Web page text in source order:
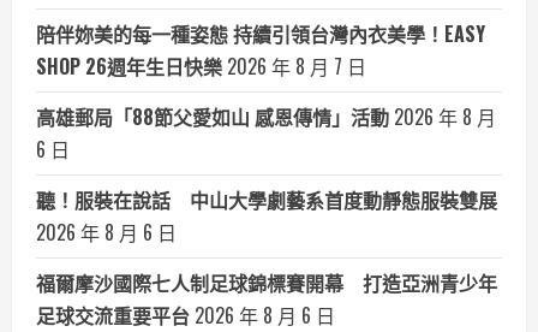
陪伴妳美的每一種姿態 持續引領台灣內衣美學！EASY
SHOP 26週年生日快樂 2026 年 8 月 7 日
高雄郵局「88節父愛如山 感恩傳情」活動 2026 年 8 月
6 日
聽！服裝在說話 中山大學劇藝系首度動靜態服裝雙展
2026 年 8 月 6 日
福爾摩沙國際七人制足球錦標賽開幕 打造亞洲青少年
足球交流重要平台 2026 年 8 月 6 日